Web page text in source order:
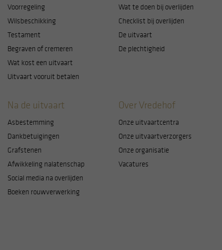
Hieronder kunt u aangeven of u toestemming geeft
voor het plaatsen van cookies en zo ja, waarvoor
werking van de website. U kunt uw keuzes altijd
aanpassen door linksonder op cookie-instellingen te
klikken.
Voorregeling
Wilsbeschikking
Testament
Begraven of cremeren
Wat kost een uitvaart
Uitvaart vooruit betalen
Wat te doen bij overlijden
Checklist bij overlijden
De uitvaart
De plechtigheid
Na de uitvaart
Asbestemming
Dankbetuigingen
Grafstenen
Afwikkeling nalatenschap
Social media na overlijden
Boeken rouwverwerking
Over Vredehof
Onze uitvaartcentra
Onze uitvaartverzorgers
Onze organisatie
Vacatures